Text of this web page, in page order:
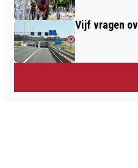
Vijf vragen